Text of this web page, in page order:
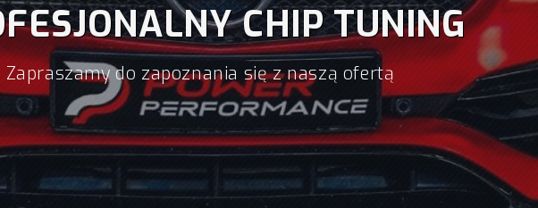
CHIP TUNING
Zapraszamy do zapoznania się z naszą ofertą